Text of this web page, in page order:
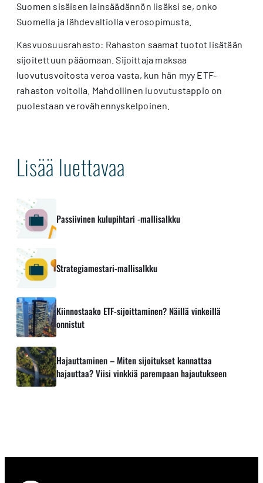
Suomen sisäisen lainsäädännön lisäksi se, onko
Suomella ja lähdevaltiolla verosopimusta.
Kasvuosuusrahasto: Rahaston saamat tuotot lisätään
sijoitettuun pääomaan. Sijoittaja maksaa
luovutusvoitosta veroa vasta, kun hän myy ETF-
rahaston voitolla. Mahdollinen luovutustappio on
puolestaan verovähennyskelpoinen.
Lisää luettavaa
Passiivinen kulupihtari -mallisalkku
Strategiamestari-mallisalkku
Kiinnostaako ETF-sijoittaminen? Näillä vinkeillä
onnistut
Hajauttaminen – Miten sijoitukset kannattaa
hajauttaa? Viisi vinkkiä parempaan hajautukseen